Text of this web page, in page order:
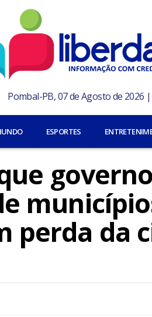
Pombal-PB, 07 de Agosto de 2026 |
ESPORTES
perda da